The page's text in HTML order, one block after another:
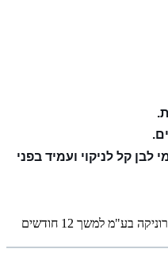
לבן קל לניקוי ועמיד בפני
למשך 12 חודשים